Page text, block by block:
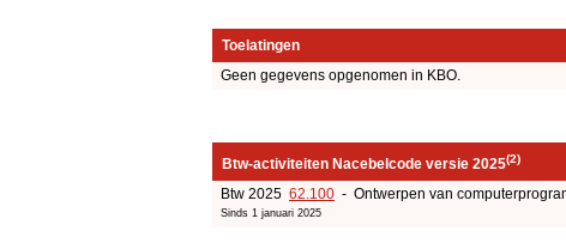
Toelatingen
Geen gegevens opgenomen in KBO.
Btw-activiteiten Nacebelcode versie 2025(2)
Btw 2025 62.100 - Ontwerpen van
Sinds 1 januari 2025